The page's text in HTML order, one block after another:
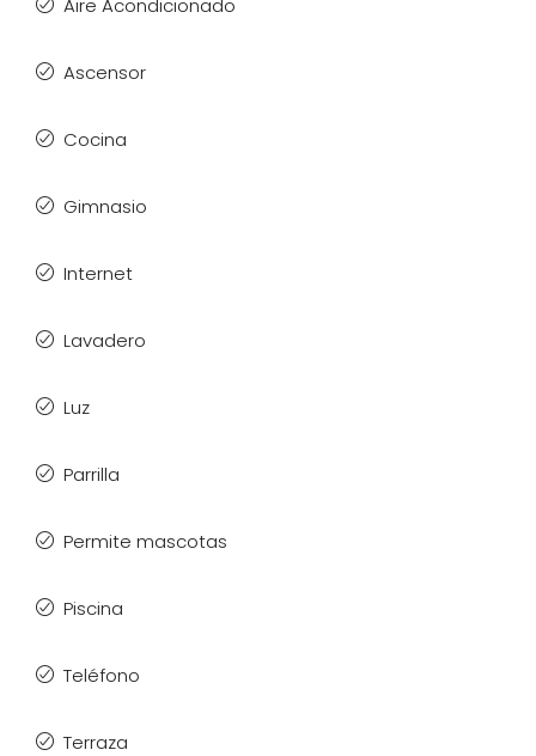
Aire Acondicionado
Ascensor
Cocina
Gimnasio
Internet
Lavadero
Luz
Parrilla
Permite mascotas
Piscina
Teléfono
Terraza